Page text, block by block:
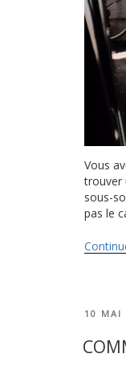
Vous
trouver
sous-
pas le
PUBLIÉ
10 MAI